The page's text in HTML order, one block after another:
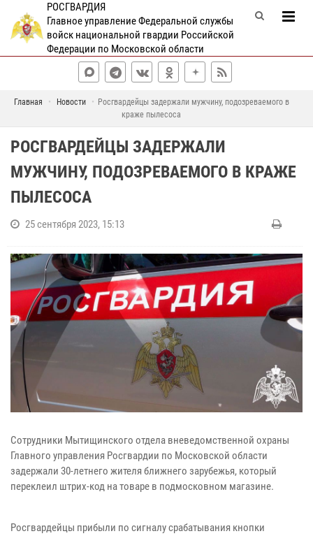
РОСГВАРДИЯ
Главное управление Федеральной службы
войск национальной гвардии Российской
Федерации по Московской области
Главная Новости
Росгвардейцы задержали мужчину, подозреваемого в
краже пылесоса
РОСГВАРДЕЙЦЫ ЗАДЕРЖАЛИ
МУЖЧИНУ, ПОДОЗРЕВАЕМОГО В КРАЖЕ
ПЫЛЕСОСА
25 сентября 2023, 15:13
Сотрудники Мытищинского отдела вневедомственной охраны
Главного управления Росгвардии по Московской области
задержали 30-летнего жителя ближнего зарубежья, который
переклеил штрих-код на товаре в подмосковном магазине.
Росгвардейцы прибыли по сигналу срабатывания кнопки